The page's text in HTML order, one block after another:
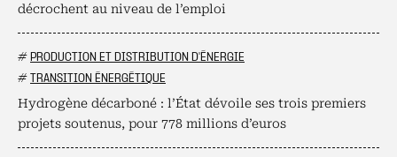
décrochent au niveau de l’emploi
# PRODUCTION ET DISTRIBUTION D'ÉNERGIE
# TRANSITION ÉNERGÉTIQUE
Hydrogène décarboné : l’État dévoile ses trois premiers
projets soutenus, pour 778 millions d’euros